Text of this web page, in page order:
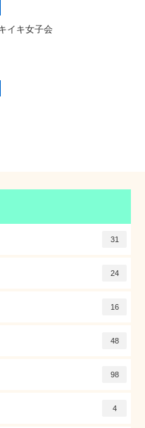
イキ女子会
31
24
16
48
98
4